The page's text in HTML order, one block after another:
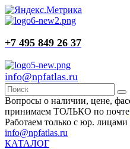
+7 495 849 26 37
info@npfatlas.ru
Вопросы о наличии, цене,
принимаем ТОЛЬКО по почте
Работаем только с юр.
info@npfatlas.ru
КАТАЛОГ